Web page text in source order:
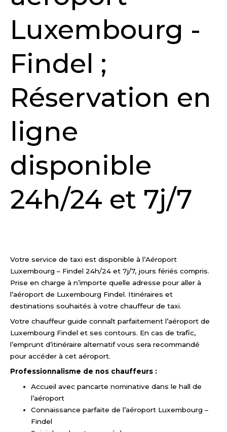
Luxembourg -
Findel ;
Réservation en
ligne
disponible
24h/24 et 7j/7
Votre service de taxi est disponible à l’Aéroport
Luxembourg – Findel 24h/24 et 7j/7, jours fériés compris.
Prise en charge à n’importe quelle adresse pour aller à
l’aéroport de Luxembourg Findel. Itinéraires et
destinations souhaités à votre chauffeur de taxi.
Votre chauffeur guide connaît parfaitement l’aéroport de
Luxembourg Findel et ses contours. En cas de trafic,
l’emprunt d’itinéraire alternatif vous sera recommandé
pour accéder à cet aéroport.
Professionnalisme de nos chauffeurs :
Accueil avec pancarte nominative dans le hall de
l’aéroport
Connaissance parfaite de l’aéroport Luxembourg –
Findel